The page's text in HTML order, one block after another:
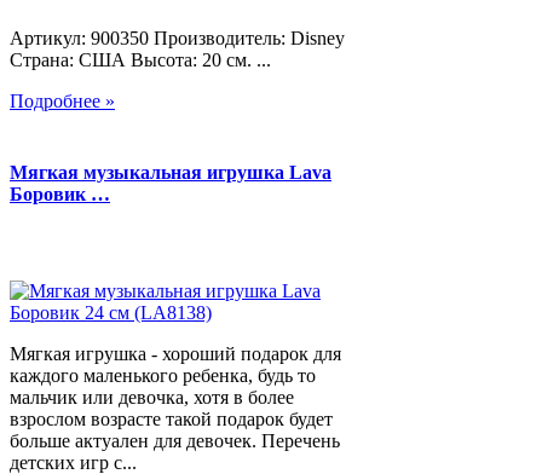
Артикул: 900350 Производитель: Disney
Страна: США Высота: 20 см. ...
Подробнее »
Мягкая музыкальная игрушка Lava
Боровик …
Мягкая игрушка - хороший подарок для
каждого маленького ребенка, будь то
мальчик или девочка, хотя в более
взрослом возрасте такой подарок будет
больше актуален для девочек. Перечень
детских игр с...